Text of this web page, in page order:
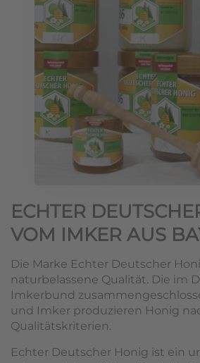
ECHTER
VOM IMKER AUS
Die Marke Echter Deutscher
naturbelassene Qualität. Die im
Imkerbund
und Imker produzieren Honig
Qualitätskriterien.
Echter Deutscher Honig ist ein